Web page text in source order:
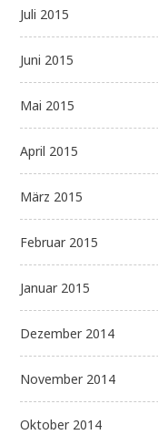
Juli 2015
Juni 2015
Mai 2015
April 2015
März 2015
Februar 2015
Januar 2015
Dezember 2014
November 2014
Oktober 2014